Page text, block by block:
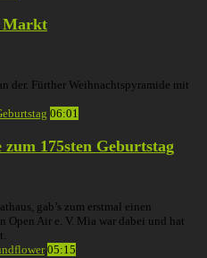
Markt
der. Fürther Weihnachtspyramide mit
06:01
175sten Geburtstag
gab’s zum erstmal einen
Open Air e. V. Mia war dabei und hat
05:15